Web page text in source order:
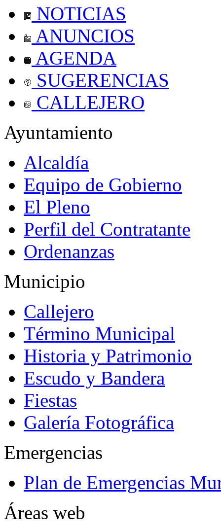
NOTICIAS
ANUNCIOS
AGENDA
SUGERENCIAS
CALLEJERO
Ayuntamiento
Alcaldía
Equipo de Gobierno
El Pleno
Perfil del Contratante
Ordenanzas
Municipio
Callejero
Término Municipal
Historia y Patrimonio
Escudo y Bandera
Fiestas
Galería Fotográfica
Emergencias
Plan de Emergencias
Áreas web